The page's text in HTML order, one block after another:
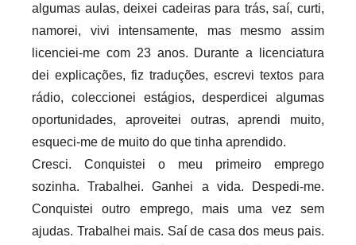
algumas aulas, deixei cadeiras para trás, saí, curti,
namorei, vivi intensamente, mas mesmo assim
licenciei-me com 23 anos. Durante a licenciatura
dei explicações, fiz traduções, escrevi textos para
rádio, coleccionei estágios, desperdicei algumas
oportunidades, aproveitei outras, aprendi muito,
esqueci-me de muito do que tinha aprendido.
Cresci. Conquistei o meu primeiro emprego
sozinha. Trabalhei. Ganhei a vida. Despedi-me.
Conquistei outro emprego, mais uma vez sem
ajudas. Trabalhei mais. Saí de casa dos meus pais.